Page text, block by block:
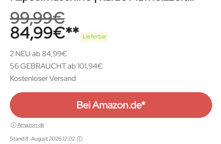
kompaktes Format
99,99€
84,99€ Lieferbar
2 NEU ab 84,99€
56 GEBRAUCHT ab 101,94€
Kostenloser Versand
Bei Amazon.de*
Amazon.de
Stand 8. August 2026 12:02